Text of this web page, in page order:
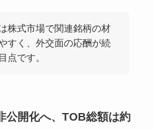
株式市場で関連銘柄の材
すく、外交面の応酬が続
点です。
公開化へ、TOB総額は約